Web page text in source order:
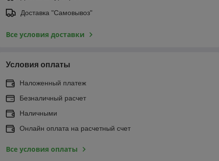
Доставка "Самовывоз"
Все условия доставки
Условия оплаты
Наложенный платеж
Безналичный расчет
Наличными
Онлайн оплата на расчетный счет
Все условия оплаты